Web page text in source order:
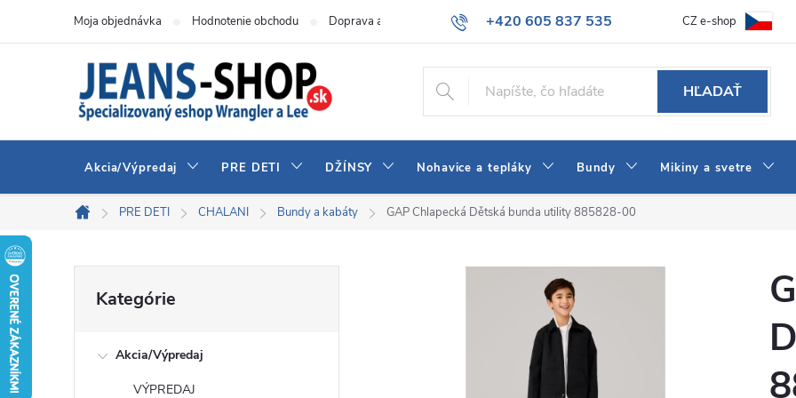
+420 605 837 535
info@jeans-shop.sk
Moja objednávka Hodnotenie obchodu Doprava a platba Všeobecné obchodné podmienky Ako vybrať džínsy Wrangler
CZ e-shop
HĽADAŤ
Akcia/Výpredaj PRE DETI DŽÍNSY Nohavice a tepláky Bundy Mikiny a svetre
Domov
PRE DETI CHALANI Bundy a kabáty GAP Chlapecká Dětská bunda utility 885828-00
kategórie
Kategórie
Akcia/Výpredaj
VÝPREDAJ